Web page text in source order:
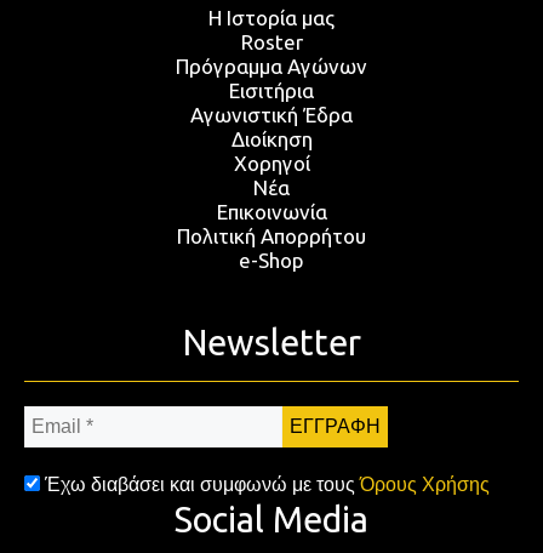
Η Ιστορία μας
Roster
Πρόγραμμα Αγώνων
Εισιτήρια
Αγωνιστική Έδρα
Διοίκηση
Χορηγοί
Νέα
Επικοινωνία
Πολιτική Απορρήτου
e-Shop
Newsletter
Email
*
Έχω διαβάσει και συμφωνώ με τουςΌρους Χρήσης
Social Media